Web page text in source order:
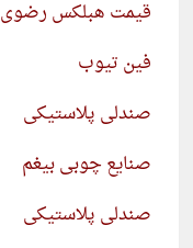
قیمت هبلکس رضوی
فین تیوب
صندلی پلاستیکی
صنایع چوبی بیغم
صندلی پلاستیکی